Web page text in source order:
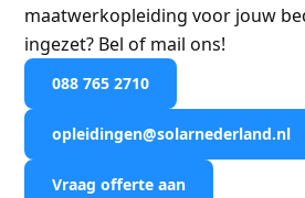
maatwerkopleiding voor jouw
ingezet? Bel of mail ons!
088 765 2710
opleidingen@solarnederland.nl
Vraag offerte aan